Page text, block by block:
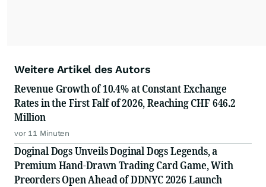
Weitere Artikel des Autors
Revenue Growth of 10.4% at Constant Exchange
Rates in the First Falf of 2026, Reaching CHF 646.2
Million
vor 11 Minuten
Doginal Dogs Unveils Doginal Dogs Legends, a
Premium Hand-Drawn Trading Card Game, With
Preorders Open Ahead of DDNYC 2026 Launch